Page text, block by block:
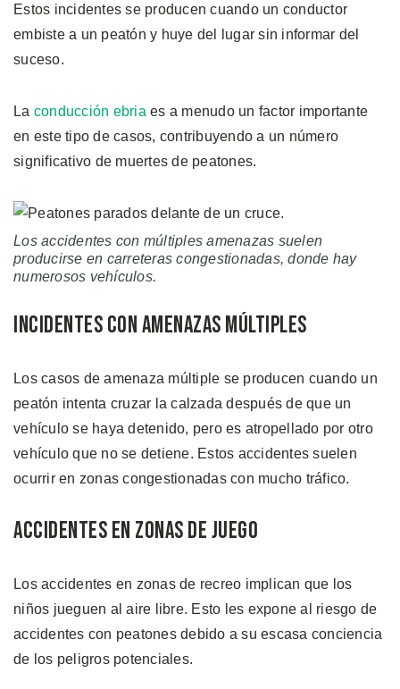
Estos incidentes se producen cuando un conductor
embiste a un peatón y huye del lugar sin informar del
suceso.
La conducción ebria es a menudo un factor importante
en este tipo de casos, contribuyendo a un número
significativo de muertes de peatones.
Los accidentes con múltiples amenazas suelen
producirse en carreteras congestionadas, donde hay
numerosos vehículos.
Incidentes con Amenazas Múltiples
Los casos de amenaza múltiple se producen cuando un
peatón intenta cruzar la calzada después de que un
vehículo se haya detenido, pero es atropellado por otro
vehículo que no se detiene. Estos accidentes suelen
ocurrir en zonas congestionadas con mucho tráfico.
Accidentes en Zonas de Juego
Los accidentes en zonas de recreo implican que los
niños jueguen al aire libre. Esto les expone al riesgo de
accidentes con peatones debido a su escasa conciencia
de los peligros potenciales.